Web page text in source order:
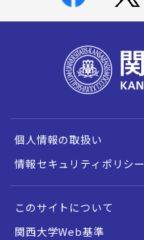
個人情報の取扱い
情報セキュリティポリシー
このサイトについて
関西大学Web基準